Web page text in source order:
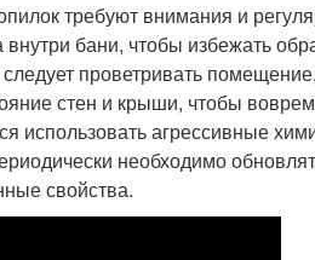
требуют внимания и
бани, чтобы избежать
проветривать
стен и крыши, чтобы
использовать агрессивные
необходимо
свойства.